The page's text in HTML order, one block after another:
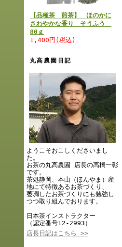
【品種茶 煎茶】 ほのかに
さわやかな香り そうふう
80ｇ
1,400円(税込)
丸高農園日記
ようこそおこしくださいまし
た。
お茶の丸高農園 店長の高橋一彰
です。
茶処静岡、本山（ほんやま）産
地にて特徴あるお茶づくり、
萎凋したお茶づくりにも勉強し
つつ取り組んでおります。
日本茶インストラクター
（認定番号12-2993）
店長日記はこちら >>